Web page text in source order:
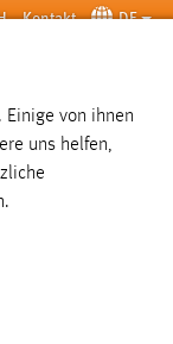
Kontakt DE
SUCHE
Einige von ihnen
uns helfen,